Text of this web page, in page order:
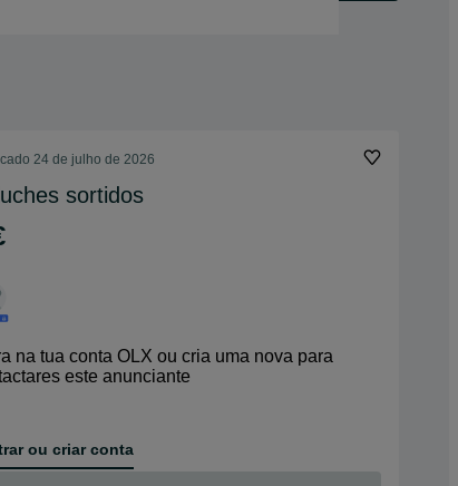
24 de julho de 2026
sortidos
na tua conta OLX ou cria uma nova para
este anunciante
ou criar conta